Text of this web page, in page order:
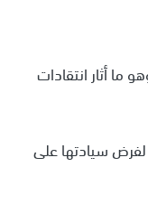
الغربية، وهو ما أثار انتقادات
سيادتها على